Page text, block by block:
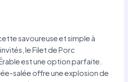
savoureuse et simple à
le Filet de Porc
est une option parfaite.
salée offre une explosion de